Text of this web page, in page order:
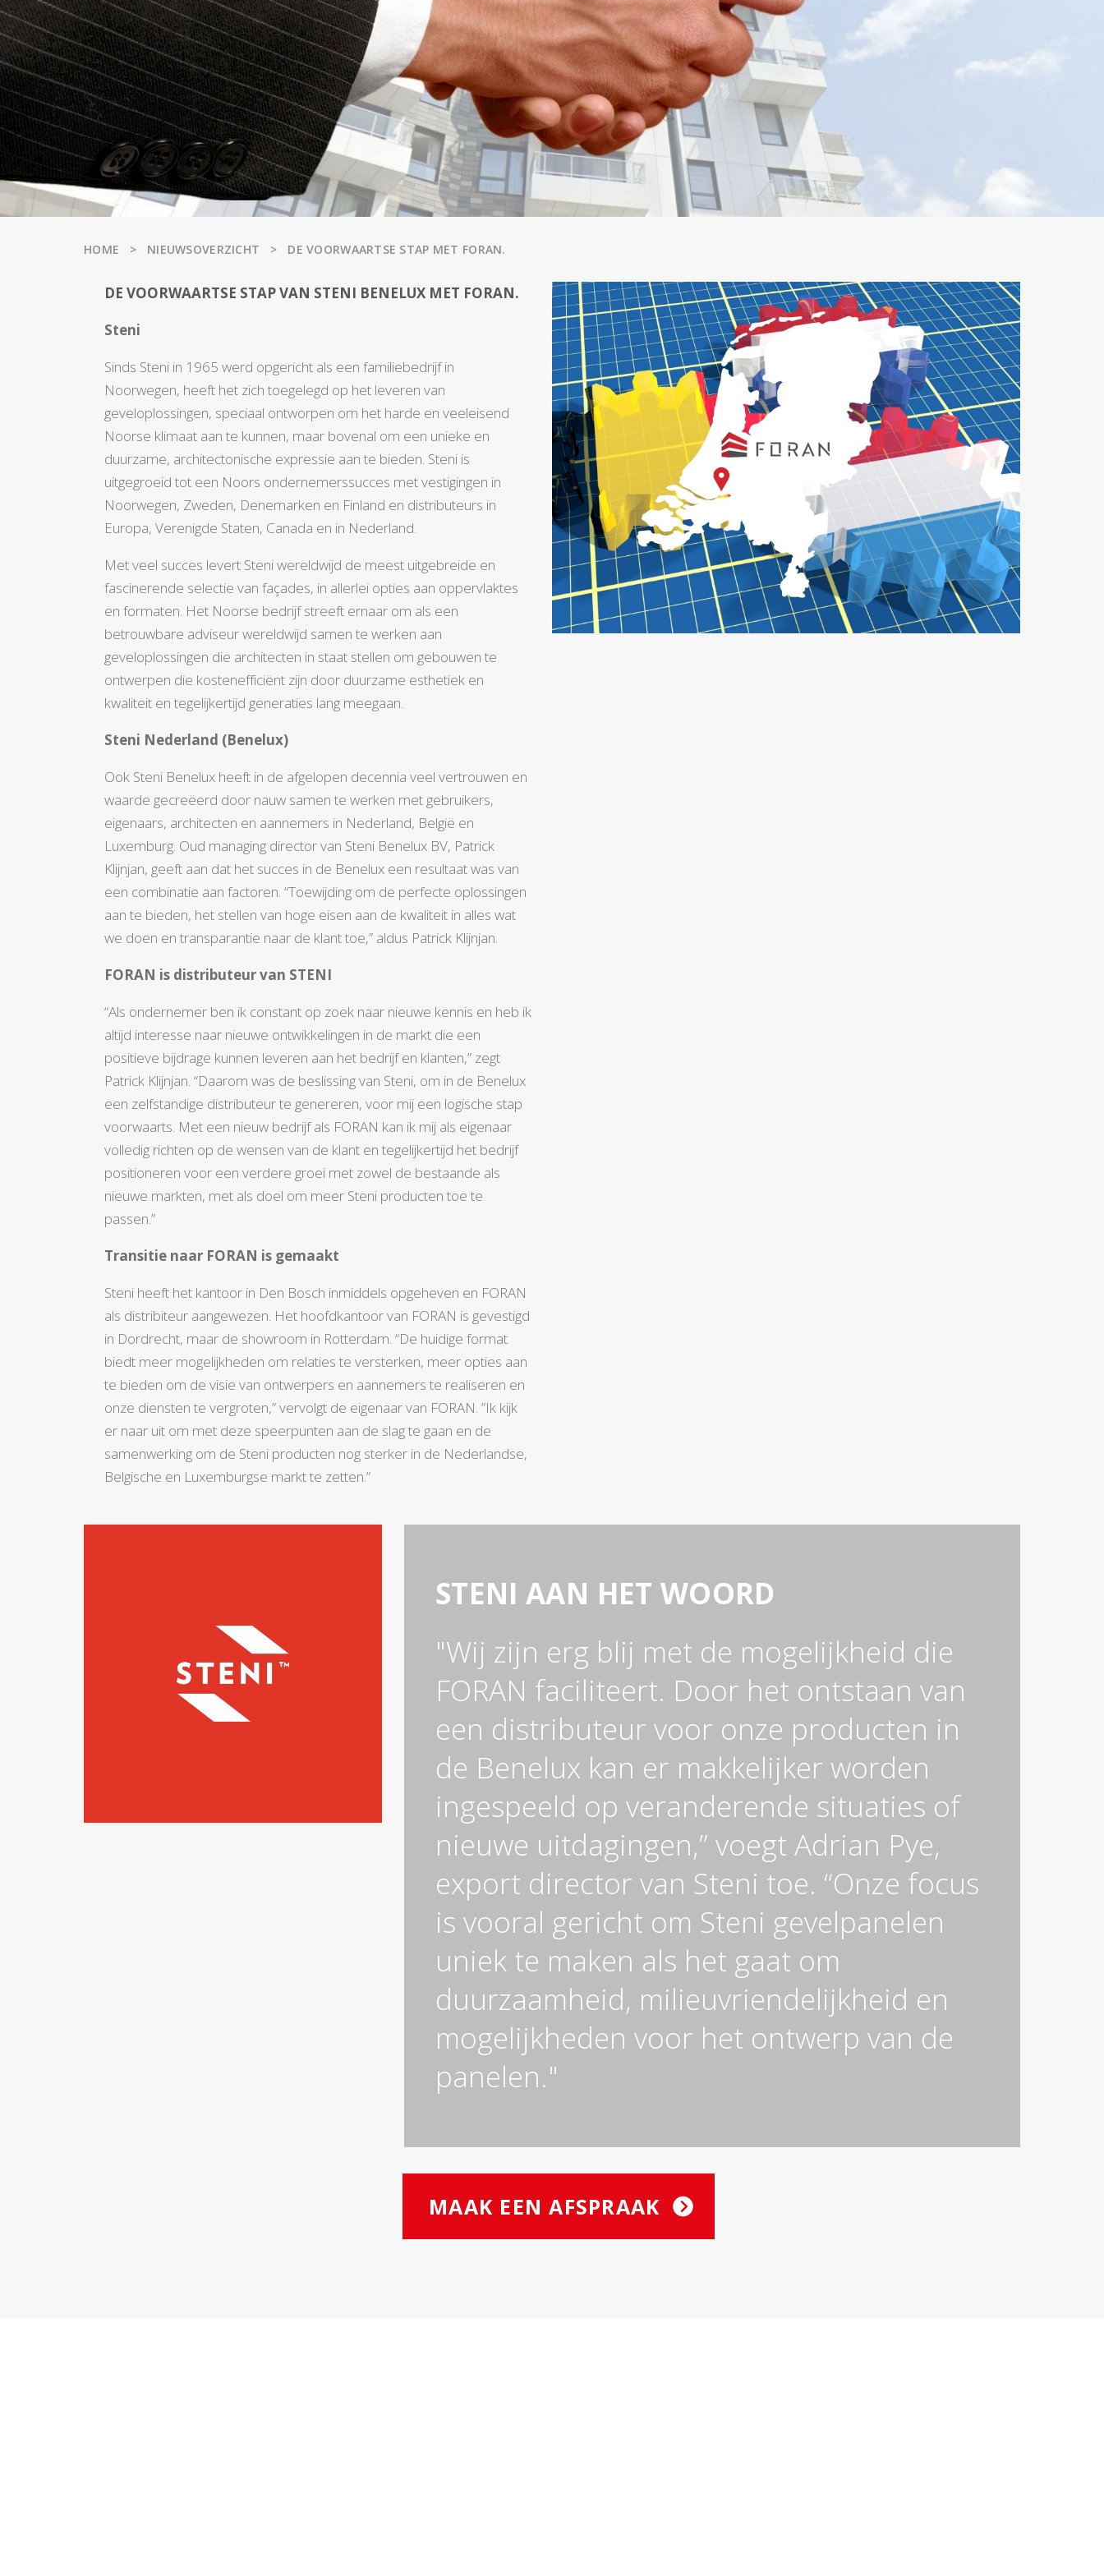
HOME NIEUWSOVERZICHT DE VOORWAARTSE STAP MET FORAN.
DE VOORWAARTSE STAP VAN STENI BENELUX MET FORAN.
Steni
Sinds Steni in 1965 werd opgericht als een familiebedrijf in
Noorwegen, heeft het zich toegelegd op het leveren van
geveloplossingen, speciaal ontworpen om het harde en veeleisend
Noorse klimaat aan te kunnen, maar bovenal om een unieke en
duurzame, architectonische expressie aan te bieden. Steni is
uitgegroeid tot een Noors ondernemerssucces met vestigingen in
Noorwegen, Zweden, Denemarken en Finland en distributeurs in
Europa, Verenigde Staten, Canada en in Nederland.
Met veel succes levert Steni wereldwijd de meest uitgebreide en
fascinerende selectie van façades, in allerlei opties aan oppervlaktes
en formaten. Het Noorse bedrijf streeft ernaar om als een
betrouwbare adviseur wereldwijd samen te werken aan
geveloplossingen die architecten in staat stellen om gebouwen te
ontwerpen die kostenefficiënt zijn door duurzame esthetiek en
kwaliteit en tegelijkertijd generaties lang meegaan.
Steni Nederland (Benelux)
Ook Steni Benelux heeft in de afgelopen decennia veel vertrouwen en
waarde gecreëerd door nauw samen te werken met gebruikers,
eigenaars, architecten en aannemers in Nederland, België en
Luxemburg. Oud managing director van Steni Benelux BV, Patrick
Klijnjan, geeft aan dat het succes in de Benelux een resultaat was van
een combinatie aan factoren. “Toewijding om de perfecte oplossingen
aan te bieden, het stellen van hoge eisen aan de kwaliteit in alles wat
we doen en transparantie naar de klant toe,” aldus Patrick Klijnjan.
FORAN is distributeur van STENI
“Als ondernemer ben ik constant op zoek naar nieuwe kennis en heb ik
altijd interesse naar nieuwe ontwikkelingen in de markt die een
positieve bijdrage kunnen leveren aan het bedrijf en klanten,” zegt
Patrick Klijnjan. “Daarom was de beslissing van Steni, om in de Benelux
een zelfstandige distributeur te genereren, voor mij een logische stap
voorwaarts. Met een nieuw bedrijf als FORAN kan ik mij als eigenaar
volledig richten op de wensen van de klant en tegelijkertijd het bedrijf
positioneren voor een verdere groei met zowel de bestaande als
nieuwe markten, met als doel om meer Steni producten toe te
passen.”
Transitie naar FORAN is gemaakt
Steni heeft het kantoor in Den Bosch inmiddels opgeheven en FORAN
als distribiteur aangewezen. Het hoofdkantoor van FORAN is gevestigd
in Dordrecht, maar de showroom in Rotterdam. “De huidige format
biedt meer mogelijkheden om relaties te versterken, meer opties aan
te bieden om de visie van ontwerpers en aannemers te realiseren en
onze diensten te vergroten,” vervolgt de eigenaar van FORAN. ”Ik kijk
er naar uit om met deze speerpunten aan de slag te gaan en de
samenwerking om de Steni producten nog sterker in de Nederlandse,
Belgische en Luxemburgse markt te zetten.”
STENI AAN HET WOORD
"Wij zijn erg blij met de mogelijkheid die
FORAN faciliteert. Door het ontstaan van
een distributeur voor onze producten in
de Benelux kan er makkelijker worden
ingespeeld op veranderende situaties of
nieuwe uitdagingen,” voegt Adrian Pye,
export director van Steni toe. “Onze focus
is vooral gericht om Steni gevelpanelen
uniek te maken als het gaat om
duurzaamheid, milieuvriendelijkheid en
mogelijkheden voor het ontwerp van de
panelen."
MAAK EEN AFSPRAAK